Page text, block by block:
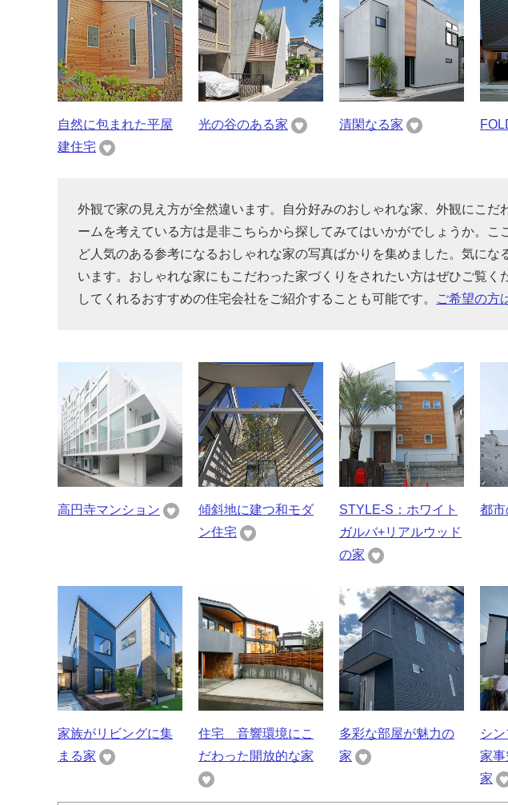
自然に包まれた平屋
建住宅
光の谷のある家 清閑なる家
外観で家の見え方が全然違います。自分好みのおしゃれな家、外観にこだ
ームを考えている方は是非こちらから探してみてはいかがでしょうか。こ
ど人気のある参考になるおしゃれな家の写真ばかりを集めました。気にな
います。おしゃれな家にもこだわった家づくりをされたい方はぜひご覧く
してくれるおすすめの住宅会社をご紹介することも可能です。
ご希望の方
高円寺マンション
傾斜地に建つ和モダ
ン住宅
STYLE-S：ホワイト
ガルバ+リアルウッド
の家
都市
家族がリビングに集
まる家
住宅 音響環境にこ
だわった開放的な家
多彩な部屋が魅力の
家
シ
家事
家